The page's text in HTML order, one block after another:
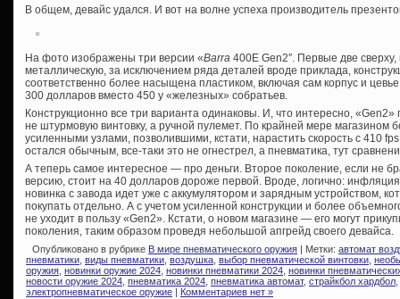
В общем, девайс удался. И вот на волне успеха производитель
На фото изображены три версии «Barra 400E Gen2″. Первые две
металлическую, за исключением ряда деталей вроде приклада,
соответственно более насыщена пластиком, включая сам корпус и
300 долларов вместо 450 у «железных» собратьев.
Конструкционно все три варианта одинаковы. И, что интересно,
не штурмовую винтовку, а ручной пулемет. По крайней мере магазином
усиленными узлами, позволившими, кстати, нарастить скорость с 410
остался обычным, все-таки это не огнестрел, а пневматика, тут
А теперь самое интересное — про деньги. Второе поколение, если не
версию, стоит на 40 долларов дороже первой. Вроде, логично:
новинка с завода идет уже с аккумулятором и зарядным устройством,
покупать отдельно. А с учетом усиленной конструкции и более
не уходит в пользу «Gen2». Кстати, о новом магазине — его могут
поколения, таким образом проведя небольшой апгрейд своего девайса.
Опубликовано в рубрике В мире пневматического оружия | Метки: автомат
пневматики виды пневматики воздушка выбор пневматической винтовки
оружия новинки оружие 2024 новинки пневматики 2024 новинки
новости оружие 2024 пневматика 2024 пневматика автомат, страйкбол хардбол
электропневматическое оружие
Комментариев нет »